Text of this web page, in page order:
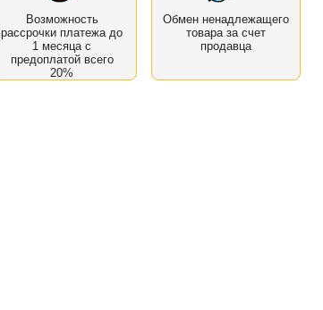
Возможность
рассрочки платежа до
1 месяца с
предоплатой всего
20%
Обмен ненадлежащего
товара за счет
продавца